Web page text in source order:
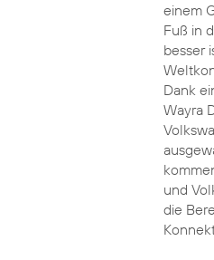
einem
Fuß in
besser
Dank
Wayra
und
die